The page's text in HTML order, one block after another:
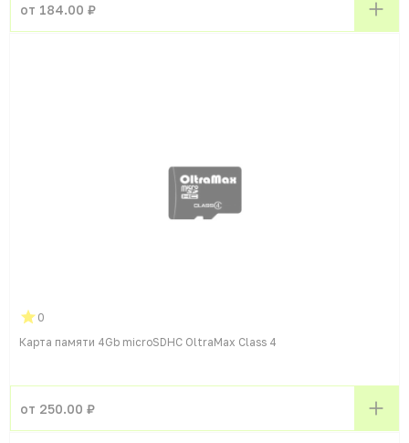
от 184.00 ₽
0
Карта памяти 4Gb microSDHC OltraMax Class 4
от 250.00 ₽